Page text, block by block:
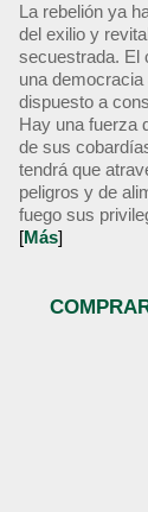
La rebelión ya
del exilio y
secuestrada. El
una
dispuesto a
Hay una fuerza
de sus
tendrá que
peligros y de
fuego sus
[Más]